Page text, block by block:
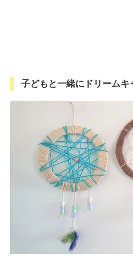
子どもと一緒にドリームキ